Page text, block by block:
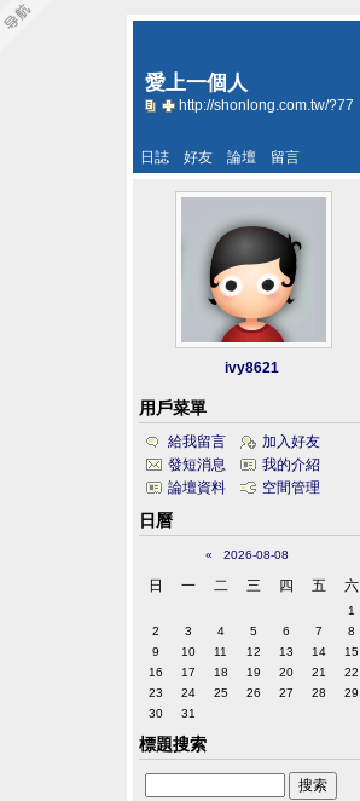
愛上一個人
http://shonlong.com.tw/?77
日誌 好友 論壇 留言
ivy8621
用戶菜單
給我留言
加入好友
發短消息
我的介紹
論壇資料
空間管理
日曆
« 2026-08-08
日 一 二 三 四 五 六
1
2
3 4 5 6 7
8
9
10 11 12 13 14
15
16
17 18 19 20 21
22
23
24 25 26 27 28
29
30
31
標題搜索